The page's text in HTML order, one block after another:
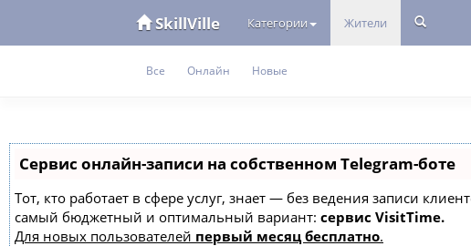
SkillVille Категории Жители
Все Онлайн Новые
Сервис онлайн-записи на собственном Telegram-боте
Тот, кто работает в сфере услуг, знает — без ведения записи
самый бюджетный и оптимальный вариант: сервис VisitTime.
Для новых пользователей первый месяц бесплатно.